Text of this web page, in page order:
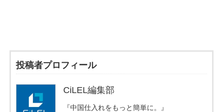
投稿者プロフィール
CiLEL編集部
『中国仕入れをもっと簡単に。』